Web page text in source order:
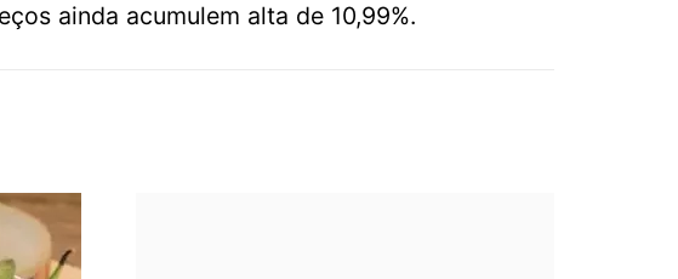
ainda acumulem alta de 10,99%.